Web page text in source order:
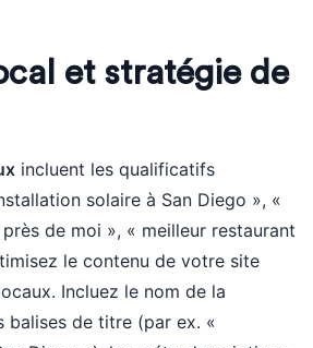
et stratégie de
incluent les qualificatifs
solaire à San Diego », «
de moi », « meilleur restaurant
le contenu de votre site
Incluez le nom de la
balises de titre (par ex. «